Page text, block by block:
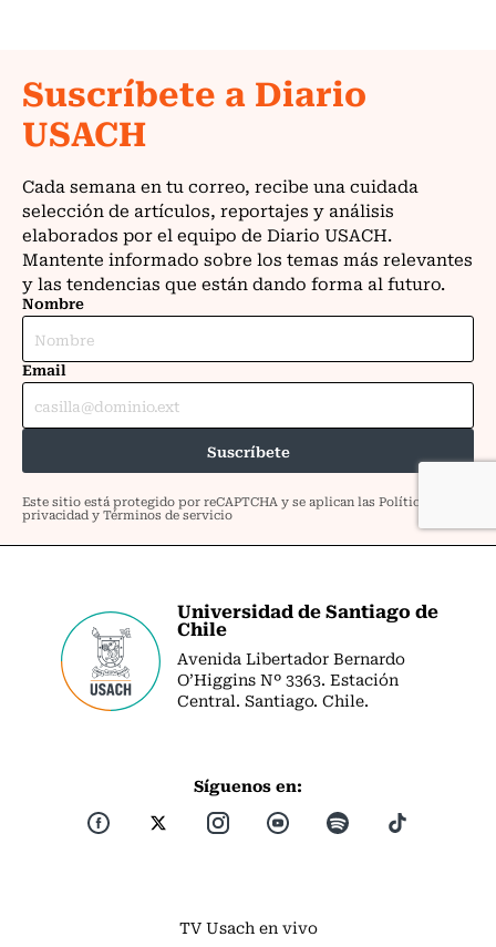
Universidad de Santiago de
Chile
Avenida Libertador Bernardo
O’Higgins Nº 3363. Estación
Central. Santiago. Chile.
Síguenos en:
TV Usach en vivo